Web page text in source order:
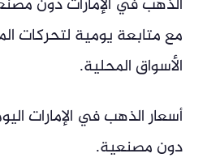
مع متابعة يومية لتحركات
الأسواق المحلية.
دون مصنعية.